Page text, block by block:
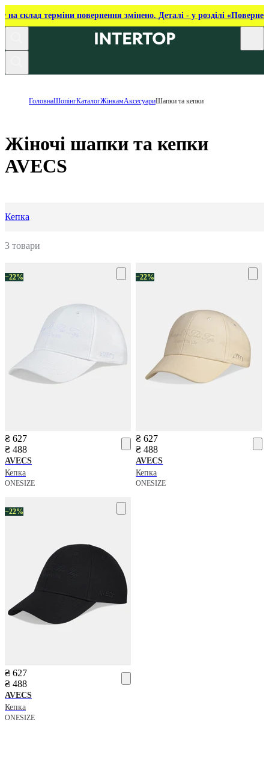
на склад терміни повернення змінено. Деталі - у розділі
ГоловнаШопінгКаталогЖінкамАксесуариШапки та кепки
Жіночі шапки та кепки
AVECS
Кепка
3 товари
−22%
₴ 627
₴ 488
AVECS
Кепка
ONESIZE
−22%
₴ 627
₴ 488
AVECS
Кепка
ONESIZE
−22%
₴ 627
₴ 488
AVECS
Кепка
ONESIZE